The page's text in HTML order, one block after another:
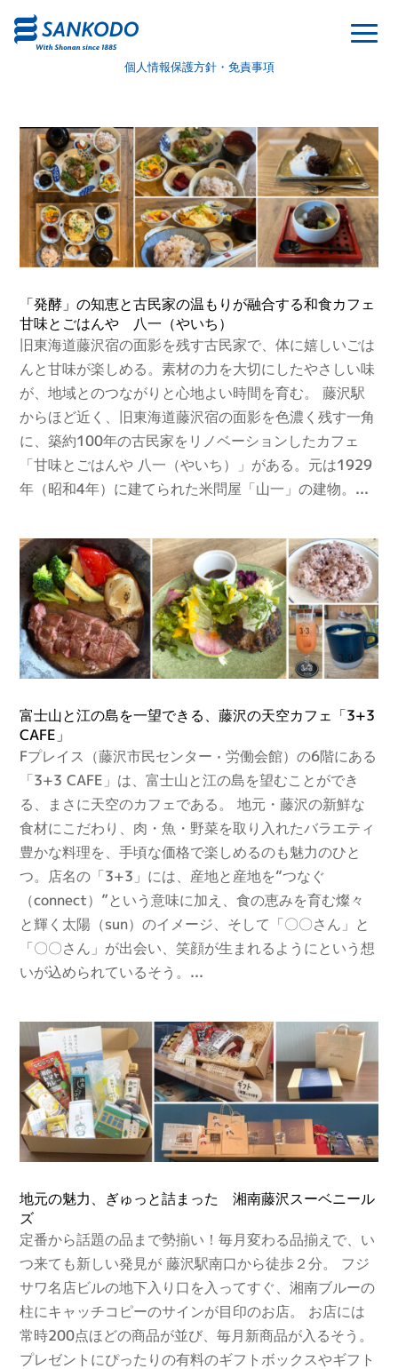
個人情報保護方針・免責事項
「発酵」の知恵と古民家の温もりが融合する和食カフェ
甘味とごはんや 八一（やいち）
旧東海道藤沢宿の面影を残す古民家で、体に嬉しいごは
んと甘味が楽しめる。素材の力を大切にしたやさしい味
が、地域とのつながりと心地よい時間を育む。 藤沢駅
からほど近く、旧東海道藤沢宿の面影を色濃く残す一角
に、築約100年の古民家をリノベーションしたカフェ
「甘味とごはんや 八一（やいち）」がある。元は1929
年（昭和4年）に建てられた米問屋「山一」の建物。...
富士山と江の島を一望できる、藤沢の天空カフェ「3+3
CAFE」
Fプレイス（藤沢市民センター · 労働会館）の6階にある
「3+3 CAFE」は、富士山と江の島を望むことができ
る、まさに天空のカフェである。 地元・藤沢の新鮮な
食材にこだわり、肉・魚・野菜を取り入れたバラエティ
豊かな料理を、手頃な価格で楽しめるのも魅力のひと
つ。店名の「3+3」には、産地と産地を“つなぐ
（connect）”という意味に加え、食の恵みを育む燦々
と輝く太陽（sun）のイメージ、そして「〇〇さん」と
「〇〇さん」が出会い、笑顔が生まれるようにという想
いが込められているそう。...
地元の魅力、ぎゅっと詰まった 湘南藤沢スーベニール
ズ
定番から話題の品まで勢揃い！毎月変わる品揃えで、い
つ来ても新しい発見が 藤沢駅南口から徒歩２分。 フジ
サワ名店ビルの地下入り口を入ってすぐ、湘南ブルーの
柱にキャッチコピーのサインが目印のお店。 お店には
常時200点ほどの商品が並び、毎月新商品が入るそう。
プレゼントにぴったりの有料のギフトボックスやギフト